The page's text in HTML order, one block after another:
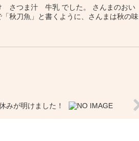
さつま汁 牛乳 でした。 さんまのおい
秋刀魚」と書くように、さんまは秋の味
みが明けました！